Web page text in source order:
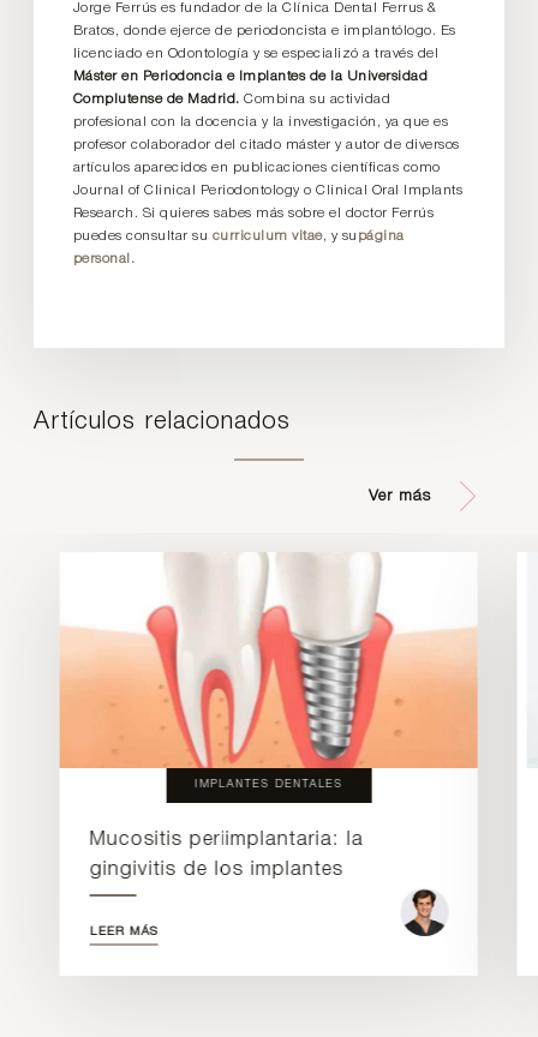
Jorge Ferrús es fundador de la Clínica Dental Ferrus &
Bratos, donde ejerce de periodoncista e implantólogo. Es
licenciado en Odontología y se especializó a través del
Máster en Periodoncia e Implantes de la Universidad
Complutense de Madrid. Combina su actividad
profesional con la docencia y la investigación, ya que es
profesor colaborador del citado máster y autor de diversos
artículos aparecidos en publicaciones científicas como
Journal of Clinical Periodontology o Clinical Oral Implants
Research. Si quieres sabes más sobre el doctor Ferrús
puedes consultar su curriculum vitae, y su página
personal.
Artículos relacionados
Ver más
IMPLANTES DENTALES
Mucositis periimplantaria: la
gingivitis de los implantes
LEER MÁS